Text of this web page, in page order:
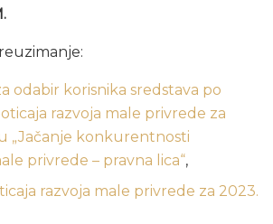
odabir korisnika sredstava po
razvoja male privrede za
„Jačanje konkurentnosti
privrede – pravna lica“,
razvoja male privrede za 2023.